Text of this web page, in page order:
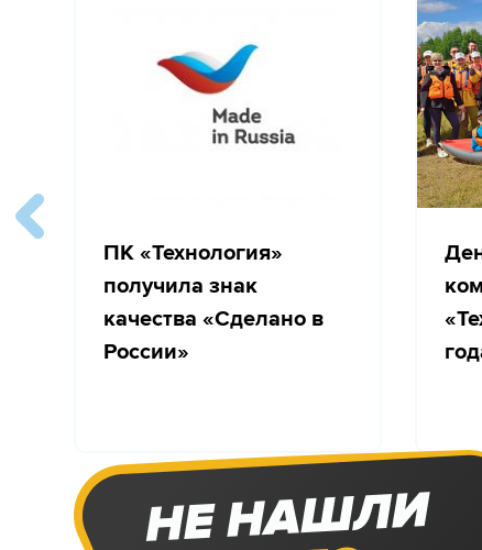
ПК «Технология»
получила знак
качества «Сделано в
России»